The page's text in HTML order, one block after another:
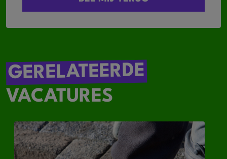
GERELATEERDE
VACATURES